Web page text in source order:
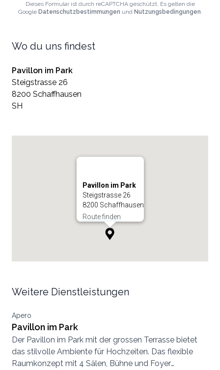
Dieses Formular ist durch reCAPTCHA geschützt. Es gelten die
Google Datenschutzbestimmungen und Nutzungsbedingungen.
Wo du uns findest
Pavillon im Park
Steigstrasse 26
8200 Schaffhausen
SH
Pavillon im Park
Steigstrasse 26
8200 Schaffhausen
Route finden
Weitere Dienstleistungen
Apero
Pavillon im Park
Der Pavillon im Park mit der grossen Terrasse bietet
das stilvolle Ambiente für Hochzeiten. Das flexible
Raumkonzept mit 4 Sälen, Bühne und Foyer